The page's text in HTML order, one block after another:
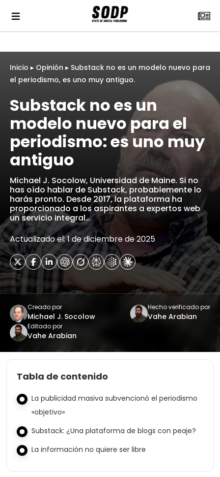
Inicio ▸ Opinión ▸ Substack no es un modelo nuevo para
el periodismo, es uno muy antiguo.
Substack no es un
modelo nuevo para el
periodismo: es uno muy
antiguo
Michael J. Socolow, Universidad de Maine. Si no
has oído hablar de Substack, probablemente lo
harás pronto. Desde 2017, la plataforma ha
proporcionado a los aspirantes a expertos web
un servicio integral…
Actualizado el: 1 de diciembre de 2025
Creado por
Michael J. Socolow
Hecho verificado por
Vahe Arabian
Editado por
Vahe Arabian
Tabla de contenido
La publicidad masiva subvencionó el periodismo
«objetivo»
Substack: ¿Una plataforma de blogs con peaje?
La información no quiere ser libre